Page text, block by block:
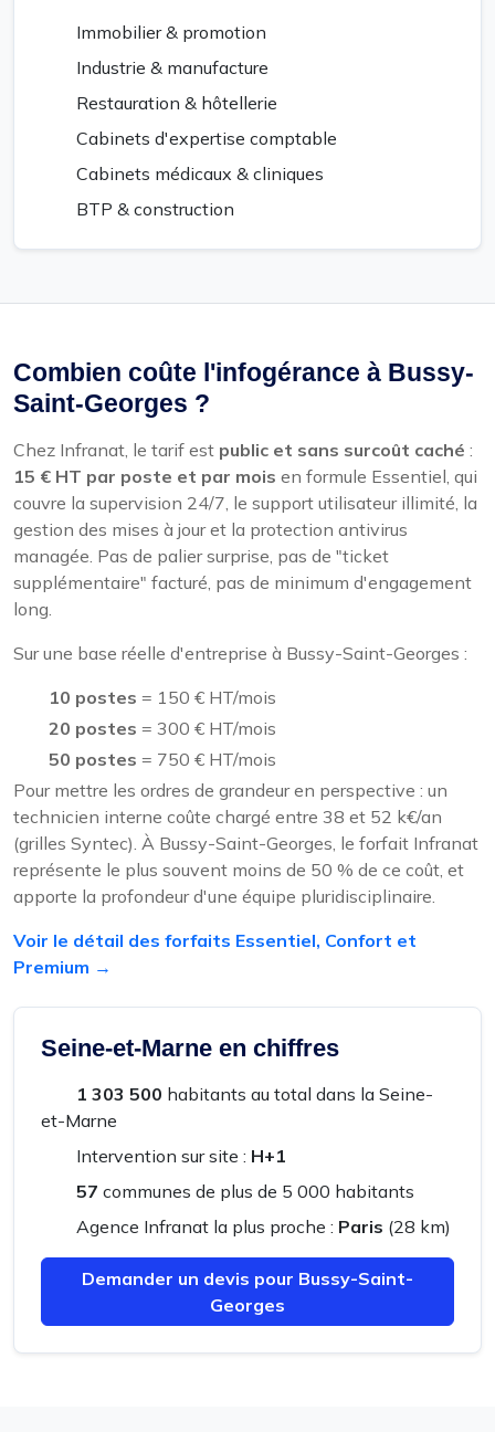
Immobilier & promotion
Industrie & manufacture
Restauration & hôtellerie
Cabinets d'expertise comptable
Cabinets médicaux & cliniques
BTP & construction
Combien coûte l'infogérance à Bussy-
Saint-Georges ?
Chez Infranat, le tarif est public et sans surcoût caché :
15 € HT par poste et par mois en formule Essentiel, qui
couvre la supervision 24/7, le support utilisateur illimité, la
gestion des mises à jour et la protection antivirus
managée. Pas de palier surprise, pas de "ticket
supplémentaire" facturé, pas de minimum d'engagement
long.
Sur une base réelle d'entreprise à Bussy-Saint-Georges :
10 postes = 150 € HT/mois
20 postes = 300 € HT/mois
50 postes = 750 € HT/mois
Pour mettre les ordres de grandeur en perspective : un
technicien interne coûte chargé entre 38 et 52 k€/an
(grilles Syntec). À Bussy-Saint-Georges, le forfait Infranat
représente le plus souvent moins de 50 % de ce coût, et
apporte la profondeur d'une équipe pluridisciplinaire.
Voir le détail des forfaits Essentiel, Confort et
Premium →
Seine-et-Marne en chiffres
1 303 500 habitants au total dans la Seine-
et-Marne
Intervention sur site : H+1
57 communes de plus de 5 000 habitants
Agence Infranat la plus proche : Paris (28 km)
Demander un devis pour Bussy-Saint-
Georges